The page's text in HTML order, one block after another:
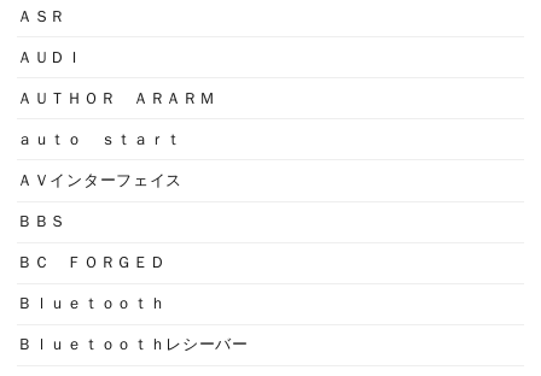
ＡＳＲ
ＡＵＤＩ
ＡＵＴＨＯＲ ＡＲＡＲＭ
ａｕｔｏ ｓｔａｒｔ
ＡＶインターフェイス
ＢＢＳ
ＢＣ ＦＯＲＧＥＤ
Ｂｌｕｅｔｏｏｔｈ
Ｂｌｕｅｔｏｏｔｈレシーバー